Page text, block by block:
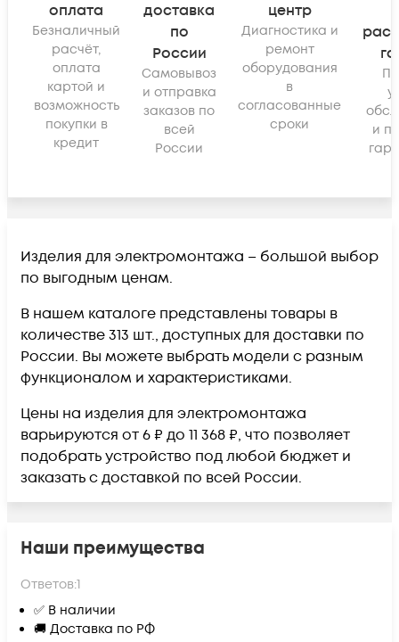
оплата
Безналичный
расчёт,
оплата
картой и
возможность
покупки в
кредит
доставка
по
России
Самовывоз
и отправка
заказов по
всей
России
центр
Диагностика и
ремонт
оборудования
в
согласованные
сроки
и
Изделия для электромонтажа – большой выбор
по выгодным ценам.
В нашем каталоге представлены товары в
количестве 313 шт., доступных для доставки по
России. Вы можете выбрать модели с разным
функционалом и характеристиками.
Цены на изделия для электромонтажа
варьируются от 6 ₽ до 11 368 ₽, что позволяет
подобрать устройство под любой бюджет и
заказать с доставкой по всей России.
Наши преимущества
Ответов:1
✅ В наличии
🚚 Доставка по РФ